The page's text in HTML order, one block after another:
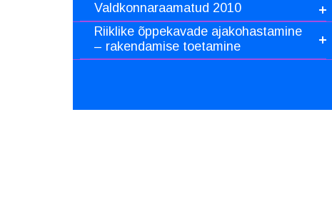
Valdkonnaraamatud 2010
Riiklike õppekavade ajakohastamine
– rakendamise toetamine